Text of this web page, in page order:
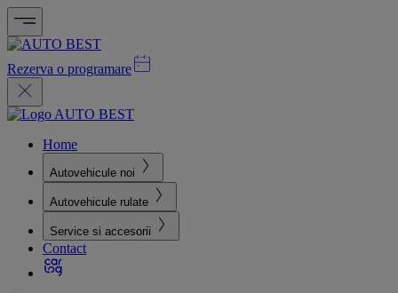
Rezerva o programare
Home
Autovehicule noi
Autovehicule rulate
Service si accesorii
Contact